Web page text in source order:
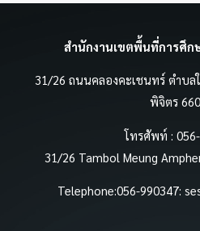
สำนักงานเขตพื้นที่การศึ
31/26 ถนนคลองคะเชนทร์ ตำบล
พิจิตร
โทรศัพท์ :
31/26 Tambol Meung
Telephone:056-990347: